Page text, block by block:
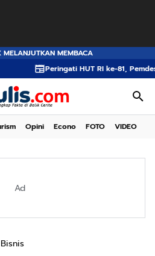
MELANJUTKAN MEMBACA
HUT RI ke-81, Pemdes dan Karang
Opini Econo FOTO VIDEO
Ad